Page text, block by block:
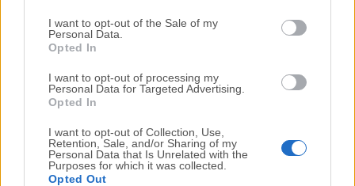
I want to opt-out of the Sale of my
Personal Data.
Opted In
I want to opt-out of processing my
Personal Data for Targeted Advertising.
Opted In
I want to opt-out of Collection, Use,
Retention, Sale, and/or Sharing of my
Personal Data that Is Unrelated with the
Purposes for which it was collected.
Opted Out